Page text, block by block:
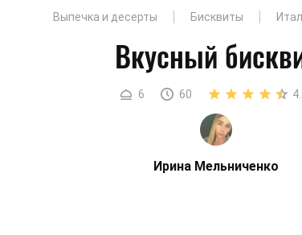
Выпечка и десерты Бисквиты
Вкусный
6 60
Ирина Мельниченко